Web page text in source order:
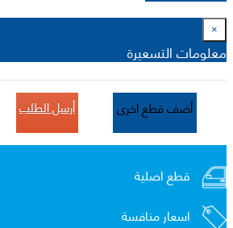
×
معلومات التسعيرة
أضف قطع اخرى أرسل الطلب
قطع اصلية
اسعار منافسة